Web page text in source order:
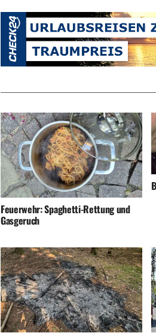
Feuerwehr: Spaghetti-Rettung und
Gasgeruch